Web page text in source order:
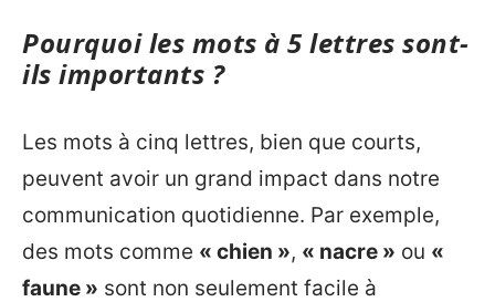
Pourquoi les mots à 5 lettres sont-
ils importants ?
Les mots à cinq lettres, bien que courts,
peuvent avoir un grand impact dans notre
communication quotidienne. Par exemple,
des mots comme « chien », « nacre » ou «
faune » sont non seulement facile à